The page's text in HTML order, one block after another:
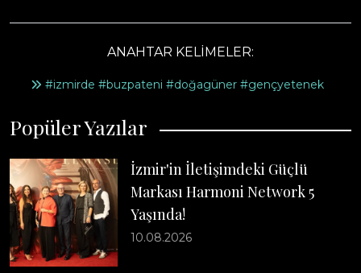
ANAHTAR KELİMELER:
#izmirde #buzpateni #doğagüner #gençyetenek
Popüler Yazılar
İzmir'in İletişimdeki Güçlü
Markası Harmoni Network 5
Yaşında!
10.08.2026